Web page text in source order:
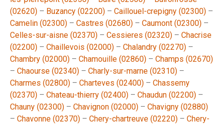
(02620) – Buzancy (02200) – Caillouel-crepigny (02300) –
Camelin (02300) – Castres (02680) – Caumont (02300) –
Celles-sur-aisne (02370) – Cessieres (02320) – Chacrise
(02200) – Chaillevois (02000) – Chalandry (02270) –
Chambry (02000) – Chamouille (02860) – Champs (02670)
– Chaourse (02340) – Charly-sur-marne (02310) –
Charmes (02800) – Charteves (02400) – Chassemy
(02370) – Chateau-thierry (02400) – Chaudun (02200) –
Chauny (02300) – Chavignon (02000) – Chavigny (02880)
– Chavonne (02370) – Chery-chartreuve (02220) – Chery-